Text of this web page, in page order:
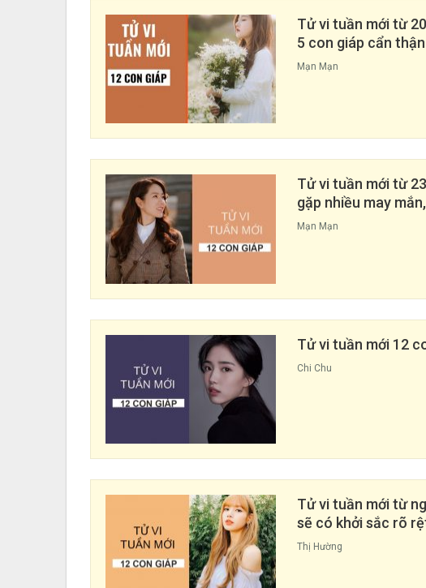
Tử vi tuần mới từ
5 con giáp cẩn
Mạn Mạn
Tử vi tuần mới từ
gặp nhiều may
Mạn Mạn
Tử vi tuần mới 12
Chi Chu
Tử vi tuần mới từ
sẽ có khởi sắc rõ
Thị Hường